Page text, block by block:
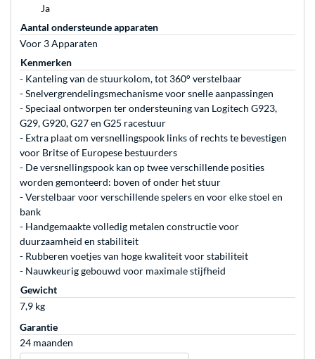
Ja
Aantal ondersteunde apparaten
Voor 3 Apparaten
Kenmerken
- Kanteling van de stuurkolom, tot 360° verstelbaar
- Snelvergrendelingsmechanisme voor snelle aanpassingen
- Speciaal ontworpen ter ondersteuning van Logitech G923,
G29, G920, G27 en G25 racestuur
- Extra plaat om versnellingspook links of rechts te bevestigen
voor Britse of Europese bestuurders
- De versnellingspook kan op twee verschillende posities
worden gemonteerd: boven of onder het stuur
- Verstelbaar voor verschillende spelers en voor elke stoel en
bank
- Handgemaakte volledig metalen constructie voor
duurzaamheid en stabiliteit
- Rubberen voetjes van hoge kwaliteit voor stabiliteit
- Nauwkeurig gebouwd voor maximale stijfheid
Gewicht
7,9 kg
Garantie
24 maanden